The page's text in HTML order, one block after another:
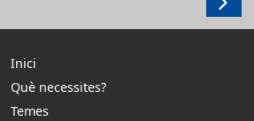
Inici
Què necessites?
Temes